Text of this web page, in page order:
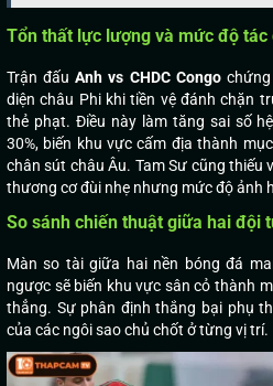
Tổn thất lực lượng và mức độ
Trận đấuAnh vs CHDC Congochứng
diện châu Phi khi tiền vệ đánh chặn
thẻ phạt. Điều này làm tăng sai số
30%, biến khu vực cấm địa thành
chân sút châu Âu. Tam Sư cũng thiếu
thương cơ đùi nhẹ nhưng mức độ ảnh
So sánh chiến thuật giữa hai đội
Màn so tài giữa hai nền bóng đá
ngược sẽ biến khu vực sân cỏ thành
thẳng. Sự phân định thắng bại phụ
của các ngôi sao chủ chốt ở từng vị trí.